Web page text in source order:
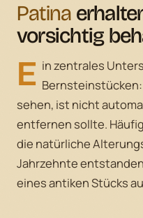
Patina
vorsichtig
E in zentrales
Bernsteinstücken:
sehen, ist nicht
entfernen sollte.
die natürliche
Jahrzehnte
eines antiken Stücks